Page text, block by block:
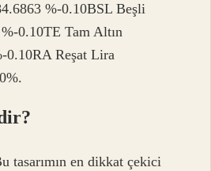
%-0.10BSL Beşli
0.10TE Tam Altın
0.10RA Reşat Lira
tasarımın en dikkat çekici